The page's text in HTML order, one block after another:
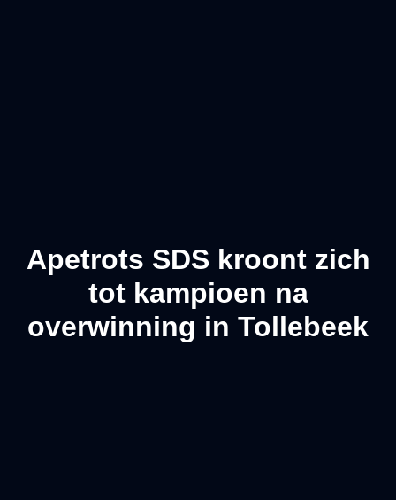
Apetrots SDS kroont zich
tot kampioen na
overwinning in Tollebeek